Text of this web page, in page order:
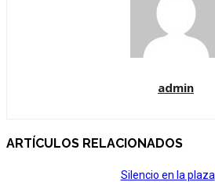
admin
ARTÍCULOS RELACIONADOS
Silencio en la plaza